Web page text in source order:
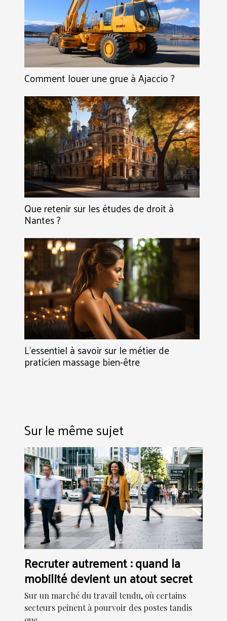
Comment louer une grue à Ajaccio ?
Que retenir sur les études de droit à
Nantes ?
L’essentiel à savoir sur le métier de
praticien massage bien-être
Sur le même sujet
Recruter autrement : quand la
mobilité devient un atout secret
Sur un marché du travail tendu, où certains
secteurs peinent à pourvoir des postes tandis